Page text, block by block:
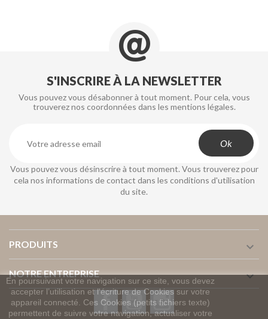
En poursuivant votre navigation sur ce site, vous devez
accepter l’utilisation et l'écriture de Cookies sur votre
appareil connecté. Ces Cookies (petits fichiers texte)
permettent de suivre votre navigation, actualiser votre
S'INSCRIRE À LA NEWSLETTER
Vous pouvez vous désabonner à tout moment. Pour cela, vous
trouverez nos coordonnées dans les mentions légales.
Vous pouvez vous désinscrire à tout moment. Vous trouverez pour
cela nos informations de contact dans les conditions d'utilisation
du site.
PRODUITS 
NOTRE ENTREPRISE 
FacebookYouTubeInstagram